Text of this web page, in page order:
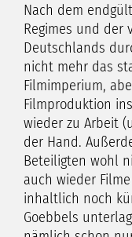
Nach dem
Regimes und der
Deutschlands
nicht mehr das
Filmimperium,
Filmproduktion
wieder zu Arbeit
der Hand.
Beteiligten wohl
auch wieder
inhaltlich noch
Goebbels